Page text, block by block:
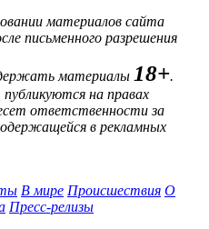
материалов сайта
письменного разрешения
материалы 18+.
на правах
ответственности за
в рекламных
В мире Происшествия О
Пресс-релизы